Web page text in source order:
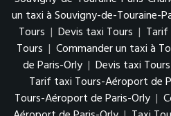
un taxi à Souvigny-de-Touraine-
Tours | Devis taxi Tours |
Tours | Commander un taxi à
de Paris-Orly | Devis taxi
Tarif taxi Tours-Aéroport de
Tours-Aéroport de Paris-Orly |